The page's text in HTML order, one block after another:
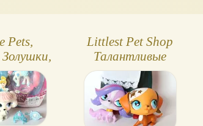
Pets,
Littlest Pet Shop
Талантливые
зверюшки, набор